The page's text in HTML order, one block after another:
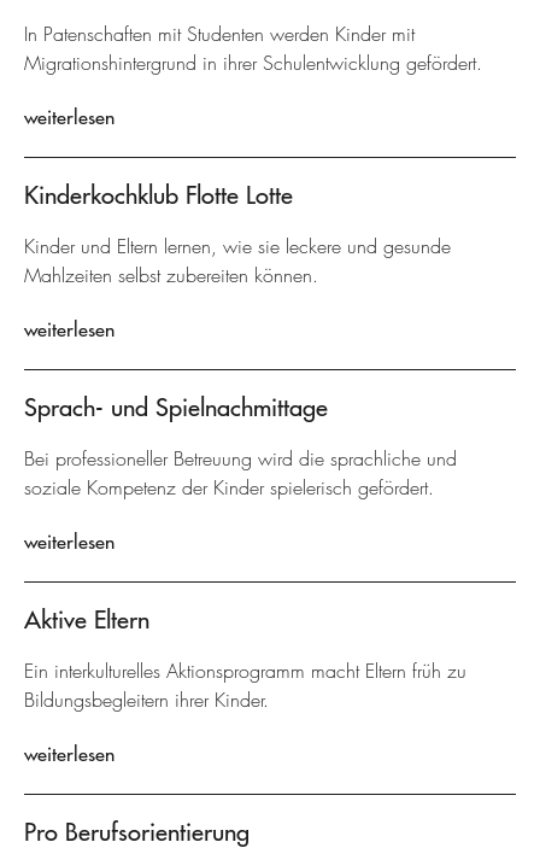
In Patenschaften mit Studenten werden Kinder mit
Migrationshintergrund in ihrer Schulentwicklung gefördert.
weiterlesen
Kinderkochklub Flotte Lotte
Kinder und Eltern lernen, wie sie leckere und gesunde
Mahlzeiten selbst zubereiten können.
weiterlesen
Sprach- und Spielnachmittage
Bei professioneller Betreuung wird die sprachliche und
soziale Kompetenz der Kinder spielerisch gefördert.
weiterlesen
Aktive Eltern
Ein interkulturelles Aktionsprogramm macht Eltern früh zu
Bildungsbegleitern ihrer Kinder.
weiterlesen
Pro Berufsorientierung